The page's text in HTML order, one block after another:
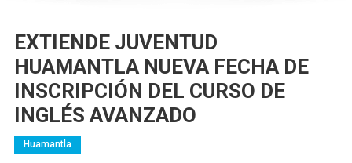
EXTIENDE JUVENTUD
HUAMANTLA NUEVA FECHA DE
INSCRIPCIÓN DEL CURSO DE
INGLÉS AVANZADO
Huamantla